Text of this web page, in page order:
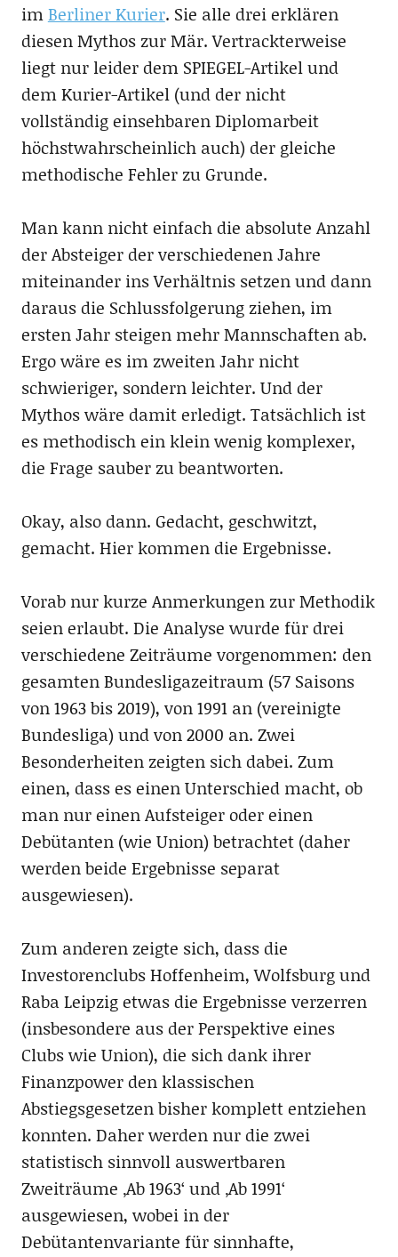
imBerliner Kurier. Sie alle drei erklären
diesen Mythos zur Mär. Vertrackterweise
liegt nur leider dem SPIEGEL-Artikel und
dem Kurier-Artikel (und der nicht
vollständig einsehbaren Diplomarbeit
höchstwahrscheinlich auch) der gleiche
methodische Fehler zu Grunde.
Man kann nicht einfach die absolute Anzahl
der Absteiger der verschiedenen Jahre
miteinander ins Verhältnis setzen und dann
daraus die Schlussfolgerung ziehen, im
ersten Jahr steigen mehr Mannschaften ab.
Ergo wäre es im zweiten Jahr nicht
schwieriger, sondern leichter. Und der
Mythos wäre damit erledigt. Tatsächlich ist
es methodisch ein klein wenig komplexer,
die Frage sauber zu beantworten.
Okay, also dann. Gedacht, geschwitzt,
gemacht. Hier kommen die Ergebnisse.
Vorab nur kurze Anmerkungen zur Methodik
seien erlaubt. Die Analyse wurde für drei
verschiedene Zeiträume vorgenommen: den
gesamten Bundesligazeitraum (57 Saisons
von 1963 bis 2019), von 1991 an (vereinigte
Bundesliga) und von 2000 an. Zwei
Besonderheiten zeigten sich dabei. Zum
einen, dass es einen Unterschied macht, ob
man nur einen Aufsteiger oder einen
Debütanten (wie Union) betrachtet (daher
werden beide Ergebnisse separat
ausgewiesen).
Zum anderen zeigte sich, dass die
Investorenclubs Hoffenheim, Wolfsburg und
Raba Leipzig etwas die Ergebnisse verzerren
(insbesondere aus der Perspektive eines
Clubs wie Union), die sich dank ihrer
Finanzpower den klassischen
Abstiegsgesetzen bisher komplett entziehen
konnten. Daher werden nur die zwei
statistisch sinnvoll auswertbaren
Zweiträume ‚Ab 1963‘ und ‚Ab 1991‘
ausgewiesen, wobei in der
Debütantenvariante für sinnhafte,